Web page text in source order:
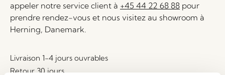
appeler notre service client à +45 44 22 68 88 pour
prendre rendez-vous et nous visitez au showroom à
Herning, Danemark.
Livraison 1-4 jours ouvrables
Retour 30 jours